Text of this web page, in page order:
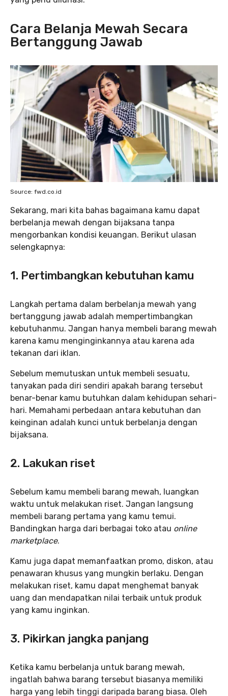
Cara Belanja Mewah Secara
Bertanggung Jawab
Source: fwd.co.id
Sekarang, mari kita bahas bagaimana kamu dapat
berbelanja mewah dengan bijaksana tanpa
mengorbankan kondisi keuangan. Berikut ulasan
selengkapnya:
1. Pertimbangkan kebutuhan kamu
Langkah pertama dalam berbelanja mewah yang
bertanggung jawab adalah mempertimbangkan
kebutuhanmu. Jangan hanya membeli barang mewah
karena kamu menginginkannya atau karena ada
tekanan dari iklan.
Sebelum memutuskan untuk membeli sesuatu,
tanyakan pada diri sendiri apakah barang tersebut
benar-benar kamu butuhkan dalam kehidupan sehari-
hari. Memahami perbedaan antara kebutuhan dan
keinginan adalah kunci untuk berbelanja dengan
bijaksana.
2. Lakukan riset
Sebelum kamu membeli barang mewah, luangkan
waktu untuk melakukan riset. Jangan langsung
membeli barang pertama yang kamu temui.
Bandingkan harga dari berbagai toko atau online
marketplace.
Kamu juga dapat memanfaatkan promo, diskon, atau
penawaran khusus yang mungkin berlaku. Dengan
melakukan riset, kamu dapat menghemat banyak
uang dan mendapatkan nilai terbaik untuk produk
yang kamu inginkan.
3. Pikirkan jangka panjang
Ketika kamu berbelanja untuk barang mewah,
ingatlah bahwa barang tersebut biasanya memiliki
harga yang lebih tinggi daripada barang biasa. Oleh